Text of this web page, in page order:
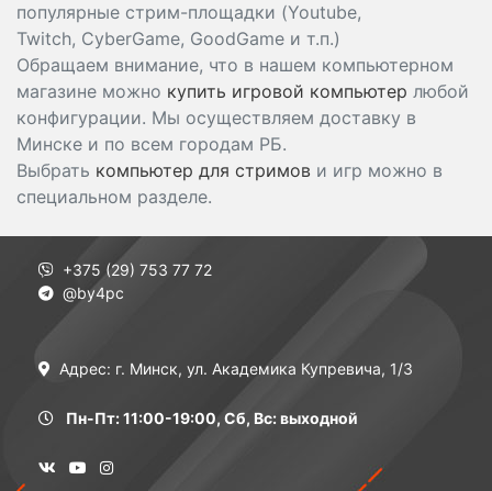
популярные стрим-площадки (Youtube,
Twitch, CyberGame, GoodGame и т.п.)
Обращаем внимание, что в нашем компьютерном
магазине можно купить игровой компьютер любой
конфигурации. Мы осуществляем доставку в
Минске и по всем городам РБ.
Выбрать компьютер для стримов и игр можно в
специальном разделе.
+375 (29) 753 77 72
@by4pc
Адрес: г. Минск, ул. Академика Купревича, 1/3
Пн-Пт: 11:00-19:00, Сб, Вс: выходной